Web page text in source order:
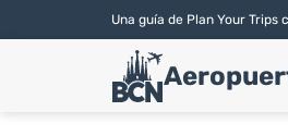
Una guía de Plan Your